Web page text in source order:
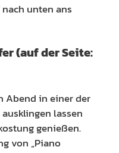
nach unten ans
(auf der Seite:
Abend in einer der
lassen
genießen.
von „Piano